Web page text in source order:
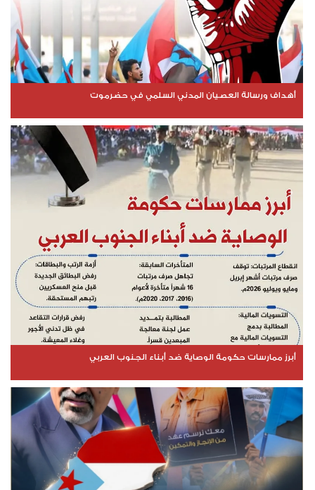
أهداف ورسالة العصيان المدني السلمي في حضرموت
أبرز ممارسات حكومة الوصاية ضد أبناء الجنوب العربي